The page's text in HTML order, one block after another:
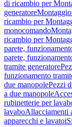
di ricambio per
generatore
ricambio per
monocomando
ricambio per
parete,
parete,
tramite generatore
funzionamento
due manopolePezzi
a due manopole
rubinetterie per
lavaboAllacciamenti
apparecchi e lavatoi